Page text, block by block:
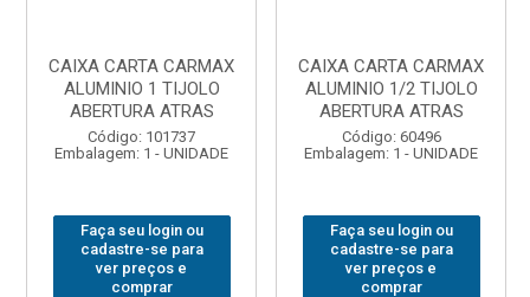
CAIXA CARTA CARMAX
ALUMINIO 1 TIJOLO
ABERTURA ATRAS
Código: 101737
Embalagem: 1 - UNIDADE
Faça seu login ou
cadastre-se para
ver preços e
comprar
CAIXA CARTA CARMAX
ALUMINIO 1/2 TIJOLO
ABERTURA ATRAS
Código: 60496
Embalagem: 1 - UNIDADE
Faça seu login ou
cadastre-se para
ver preços e
comprar